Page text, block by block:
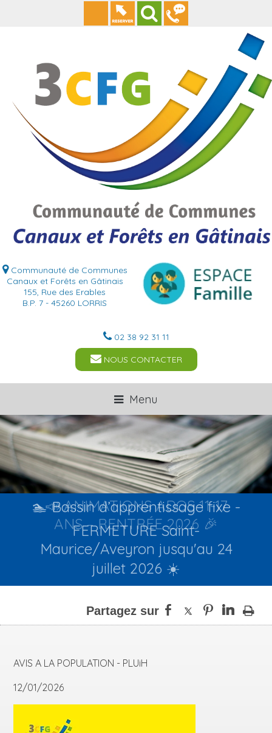
02 38 92 31 11
NOUS CONTACTER
Communauté de Communes
Canaux et Forêts en Gâtinais
155, Rue des Erables
B.P. 7 - 45260 LORRIS
Menu
🏊 Bassin d’apprentissage fixe -
FERMETURE Saint-
Maurice/Aveyron jusqu'au 24
juillet 2026 ☀️
AVIS A LA POPULATION - PLUiH
12/01/2026